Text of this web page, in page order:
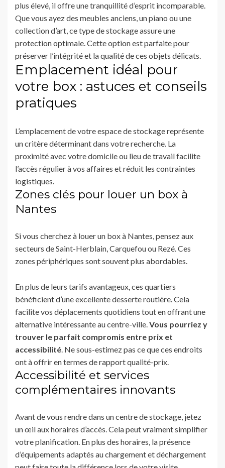
plus élevé, il offre une tranquillité d’esprit incomparable.
Que vous ayez des meubles anciens, un piano ou une
collection d’art, ce type de stockage assure une
protection optimale. Cette option est parfaite pour
préserver l’intégrité et la qualité de ces objets délicats.
Emplacement idéal pour
votre box : astuces et conseils
pratiques
L’emplacement de votre espace de stockage représente
un critère déterminant dans votre recherche. La
proximité avec votre domicile ou lieu de travail facilite
l’accès régulier à vos affaires et réduit les contraintes
logistiques.
Zones clés pour louer un box à
Nantes
Si vous cherchez à louer un box à Nantes, pensez aux
secteurs de Saint-Herblain, Carquefou ou Rezé. Ces
zones périphériques sont souvent plus abordables.
En plus de leurs tarifs avantageux, ces quartiers
bénéficient d’une excellente desserte routière. Cela
facilite vos déplacements quotidiens tout en offrant une
alternative intéressante au centre-ville.Vous pourriez y
trouver le parfait compromis entre prix et
accessibilité. Ne sous-estimez pas ce que ces endroits
ont à offrir en termes de rapport qualité-prix.
Accessibilité et services
complémentaires innovants
Avant de vous rendre dans un centre de stockage, jetez
un œil aux horaires d’accès. Cela peut vraiment simplifier
votre planification. En plus des horaires, la présence
d’équipements adaptés au chargement et déchargement